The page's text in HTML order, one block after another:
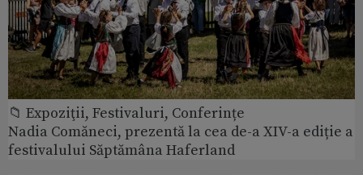
📁 Expoziţii, Festivaluri, Conferințe
Nadia Comăneci, prezentă la cea de-a XIV-a ediție a
festivalului Săptămâna Haferland